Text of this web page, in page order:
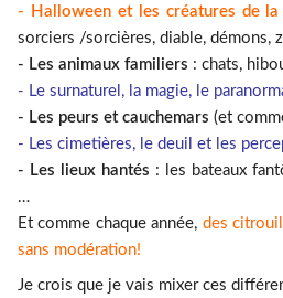
- Halloween et les créatures de la
sorciers /sorcières, diable, démons,
- Les animaux familiers : chats,
- Le surnaturel, la magie, le
- Les peurs et cauchemars (et
- Les cimetières, le deuil et les
- Les lieux hantés : les bateaux
…
Et comme chaque année, des
sans modération!
Je crois que je vais mixer ces